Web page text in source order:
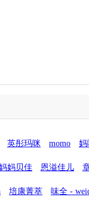
英彤玛咪 momo 妈
妈贝佳 ​恩溢佳儿
培康菁萃 味全 -